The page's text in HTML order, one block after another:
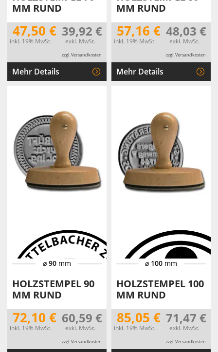
MM RUND
47,50 €
inkl. 19% MwSt.
39,92 €
exkl. MwSt.
zzgl. Versandkosten
Mehr Details
MM RUND
57,16 €
inkl. 19% MwSt.
48,03 €
exkl. MwSt.
zzgl. Versandkosten
Mehr Details
⌀ 90 mm
HOLZSTEMPEL 90
MM RUND
72,10 €
inkl. 19% MwSt.
60,59 €
exkl. MwSt.
zzgl. Versandkosten
⌀ 100 mm
HOLZSTEMPEL 100
MM RUND
85,05 €
inkl. 19% MwSt.
71,47 €
exkl. MwSt.
zzgl. Versandkosten